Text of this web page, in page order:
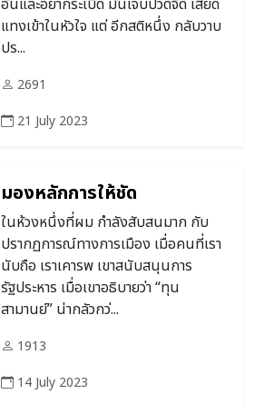
อั้นและอยากระเบิด มันเจ็บปวดจี๊ด เสียด
แทงเข้าในหัวใจ แต่ อีกสติหนึ่ง กลับวาบ
ปร...
2691
21 July 2023
มองหลักการให้ชัด
ในห้วงหนึ่งที่ผม กำลังสับสนมาก กับ
ปรากฏการณ์ทางการเมือง เมื่อคนที่เรา
นับถือ เราเคารพ เขาสนับสนุนการ
รัฐประหาร เมื่อเขาอธิบายว่า “ทุน
สามานย์” น่ากลัวกว่...
1913
14 July 2023